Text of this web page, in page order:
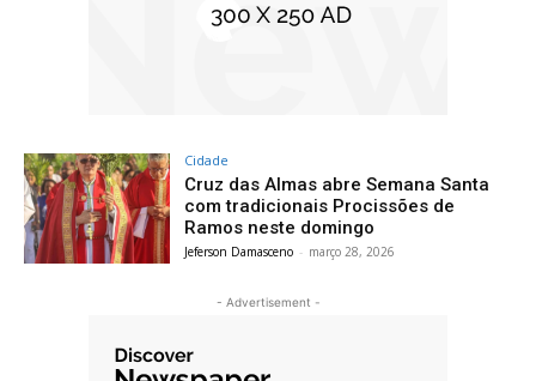
Cidade
Cruz das Almas abre Semana Santa
com tradicionais Procissões de
Ramos neste domingo
Jeferson Damasceno - março 28, 2026
- Advertisement -